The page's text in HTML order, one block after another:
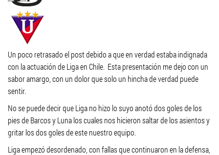
Un poco retrasado el post debido a que en verdad estaba indignada
con la actuación de Liga en Chile. Esta presentación me dejo con un
sabor amargo, con un dolor que solo un hincha de verdad puede
sentir.
No se puede decir que Liga no hizo lo suyo anotó dos goles de los
pies de Barcos y Luna los cuales nos hicieron saltar de los asientos y
gritar los dos goles de este nuestro equipo.
Liga empezó desordenado, con fallas que continuaron en la defensa,